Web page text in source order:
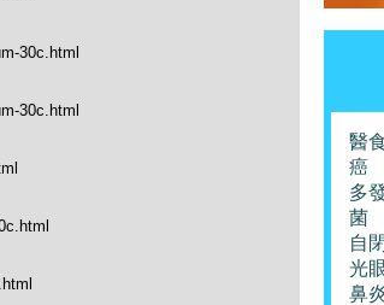
30c.html
30c.html
醫
癌
多
菌
自
光
鼻